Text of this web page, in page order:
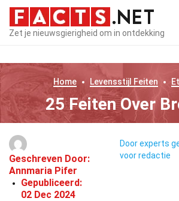
Zet je nieuwsgierigheid om in ontdekking
Home Levensstijl Feiten
25 Feiten Over
Geschreven Door:
Annmaria Pifer
Gepubliceerd:
02 Dec 2024
Door experts
voor redactie